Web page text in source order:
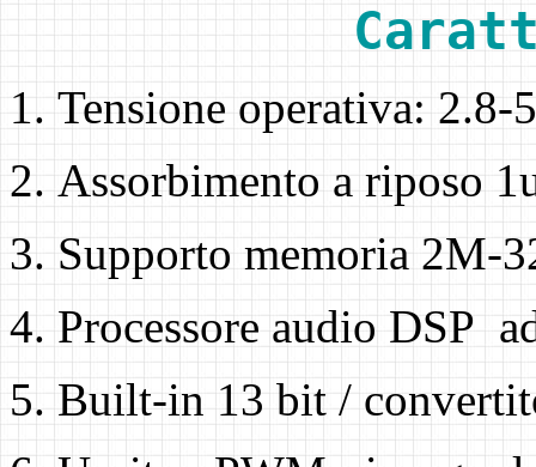
Tensione operativa: 2.8-
Assorbimento a riposo
Supporto memoria 2M-
Processore audio DSP
Built-in 13 bit /